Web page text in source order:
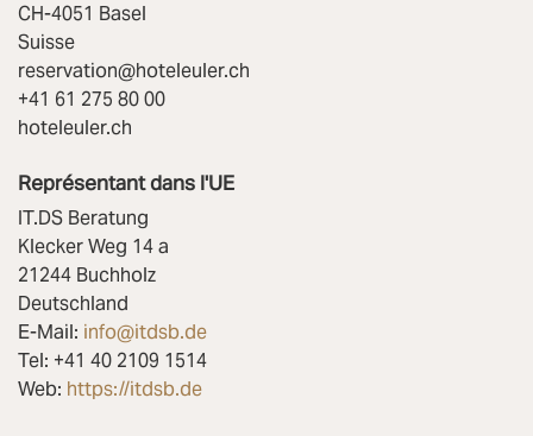
CH-4051 Basel
Suisse
reservation@hoteleuler.ch
+41 61 275 80 00
hoteleuler.ch
Représentant dans l'UE
IT.DS Beratung
Klecker Weg 14 a
21244 Buchholz
Deutschland
E-Mail: info@itdsb.de
Tel: +41 40 2109 1514
Web: https://itdsb.de